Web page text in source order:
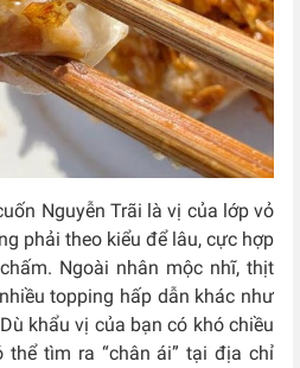
Nguyễn Trãi là vị của lớp vỏ
phải theo kiểu để lâu, cực hợp
Ngoài nhân mộc nhĩ, thịt
topping hấp dẫn khác như
khẩu vị của bạn có khó chiều
tìm ra “chân ái” tại địa chỉ